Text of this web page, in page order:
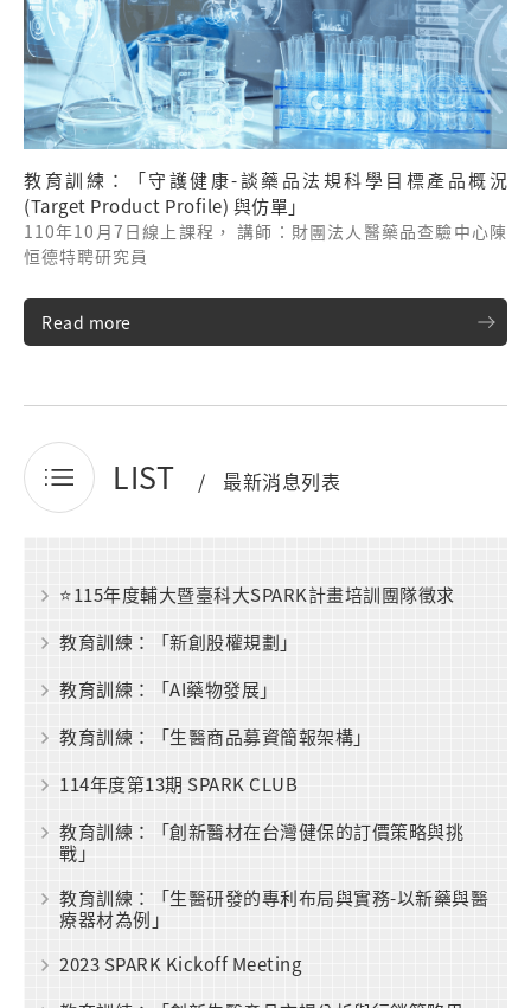
教育訓練：「守護健康-談藥品法規科學目標產品概況
(Target Product Profile) 與仿單」
110年10月7日線上課程， 講師：財團法人醫藥品查驗中心陳
恒德特聘研究員
Read more
LIST 最新消息列表
⭐115年度輔大暨臺科大SPARK計畫培訓團隊徵求
教育訓練：「新創股權規劃」
教育訓練：「AI藥物發展」
教育訓練：「生醫商品募資簡報架構」
114年度第13期 SPARK CLUB
教育訓練：「創新醫材在台灣健保的訂價策略與挑
戰」
教育訓練：「生醫研發的專利布局與實務-以新藥與醫
療器材為例」
2023 SPARK Kickoff Meeting